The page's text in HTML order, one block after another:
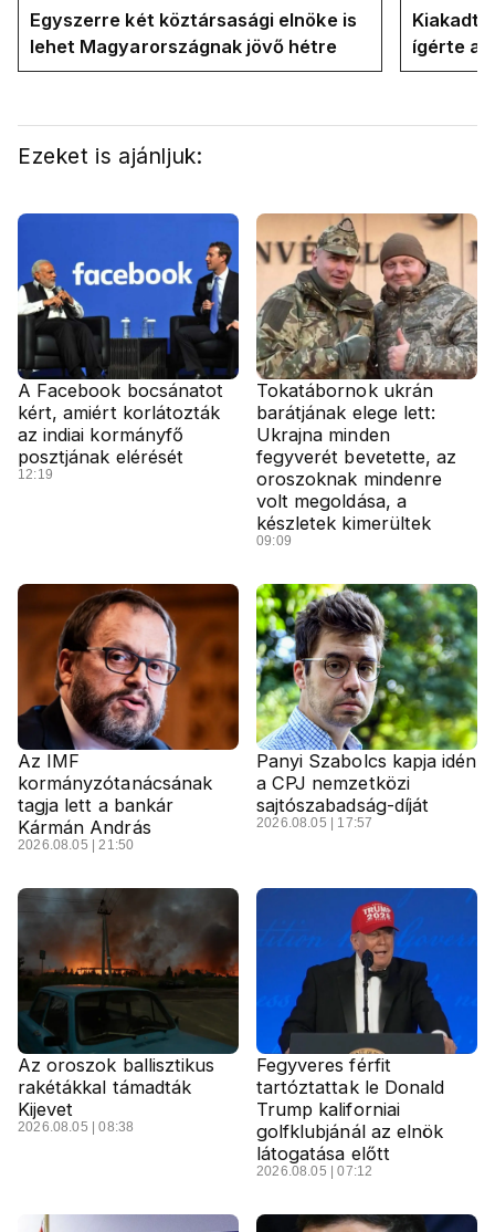
Egyszerre két köztársasági elnöke is
lehet Magyarországnak jövő hétre
Kiakadt
ígérte a
Magyar
Ezeket is ajánljuk:
A Facebook bocsánatot
kért, amiért korlátozták
az indiai kormányfő
posztjának elérését
12:19
Tokatábornok ukrán
barátjának elege lett:
Ukrajna minden
fegyverét bevetette, az
oroszoknak mindenre
volt megoldása, a
készletek kimerültek
09:09
Az IMF
kormányzótanácsának
tagja lett a bankár
Kármán András
2026.08.05 | 21:50
Panyi Szabolcs kapja idén
a CPJ nemzetközi
sajtószabadság-díját
2026.08.05 | 17:57
Az oroszok ballisztikus
rakétákkal támadták
Kijevet
2026.08.05 | 08:38
Fegyveres férfit
tartóztattak le Donald
Trump kaliforniai
golfklubjánál az elnök
látogatása előtt
2026.08.05 | 07:12